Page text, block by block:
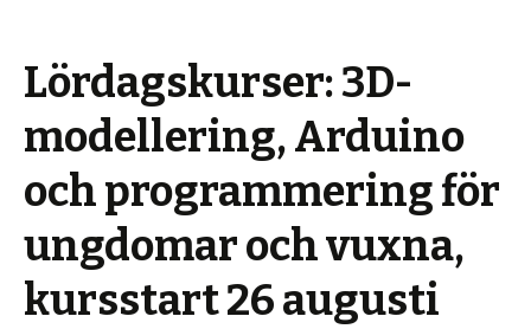
Lördagskurser: 3D-
modellering, Arduino
och programmering för
ungdomar och vuxna,
kursstart 26 augusti